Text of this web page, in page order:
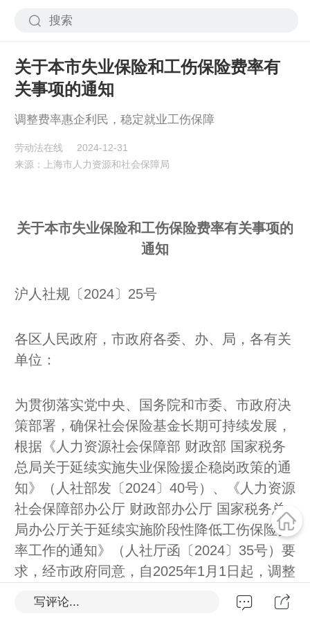
关于本市失业保险和工伤保险费率有
关事项的通知
调整费率惠企利民，稳定就业工伤保障
劳动法在线
2024-12-31
来源：上海市人力资源和社会保障局
关于本市失业保险和工伤保险费率有关事项的
通知
沪人社规〔2024〕25号
各区人民政府，市政府各委、办、局，各有关
单位：
为贯彻落实党中央、国务院和市委、市政府决
策部署，确保社会保险基金长期可持续发展，
根据《人力资源社会保障部 财政部 国家税务
总局关于延续实施失业保险援企稳岗政策的通
知》（人社部发〔2024〕40号）、《人力资源
社会保障部办公厅 财政部办公厅 国家税务总
局办公厅关于延续实施阶段性降低工伤保险费
率工作的通知》（人社厅函〔2024〕35号）要
求，经市政府同意，自2025年1月1日起，调整
本市失业保险和工伤保险费率。现就有关事项
通知如下：
写评论...